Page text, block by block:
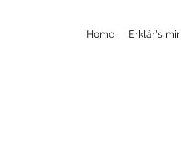
Home Erklär's mir